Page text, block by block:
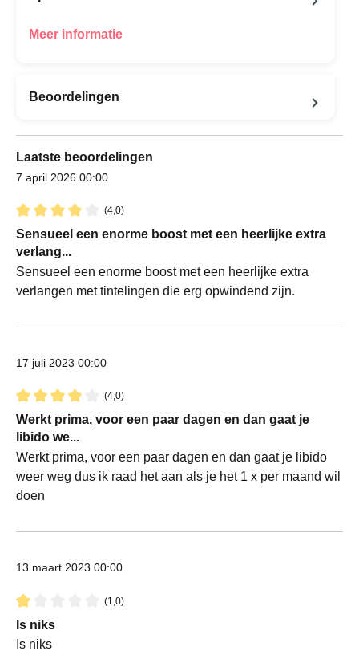
Meer informatie
Beoordelingen
Laatste beoordelingen
7 april 2026 00:00
(4,0)
Recensie met een waardering van 4 van de 5 sterren
Sensueel een enorme boost met een heerlijke extra
verlang...
Sensueel een enorme boost met een heerlijke extra
verlangen met tintelingen die erg opwindend zijn.
17 juli 2023 00:00
(4,0)
Recensie met een waardering van 4 van de 5 sterren
Werkt prima, voor een paar dagen en dan gaat je
libido we...
Werkt prima, voor een paar dagen en dan gaat je libido
weer weg dus ik raad het aan als je het 1 x per maand wil
doen
13 maart 2023 00:00
(1,0)
Recensie met een waardering van 1 van de 5 sterren
Is niks
Is niks